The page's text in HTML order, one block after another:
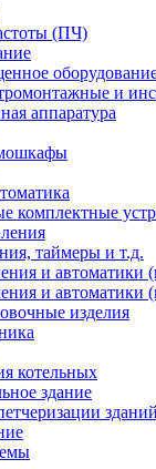
(ПЧ)
и
аппаратура
комплектные
таймеры и т.д.
и автоматики
и автоматики
изделия
котельных
здание